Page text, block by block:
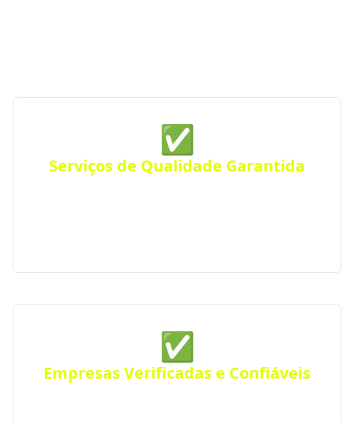
✅
Serviços de Qualidade Garantida
✅
Empresas Verificadas e Confiáveis